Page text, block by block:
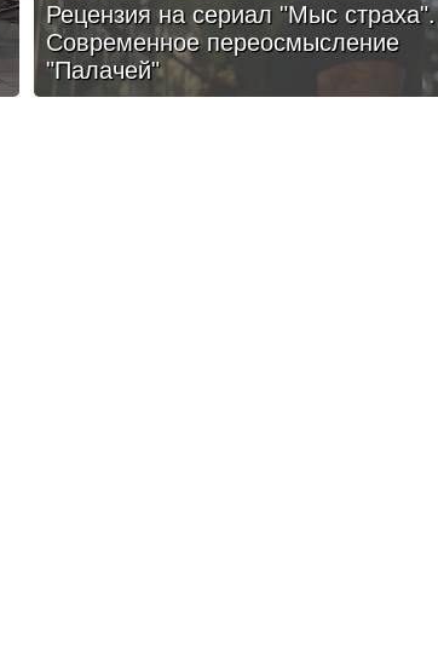
Рецензия на сериал "Мыс страха".
Современное переосмысление
"Палачей"